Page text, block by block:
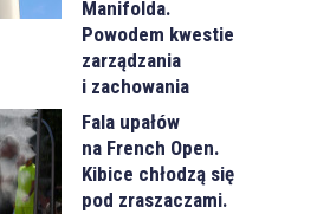
Manifolda.
Powodem kwestie
zarządzania
i zachowania
Fala upałów
na French Open.
Kibice chłodzą się
pod zraszaczami.